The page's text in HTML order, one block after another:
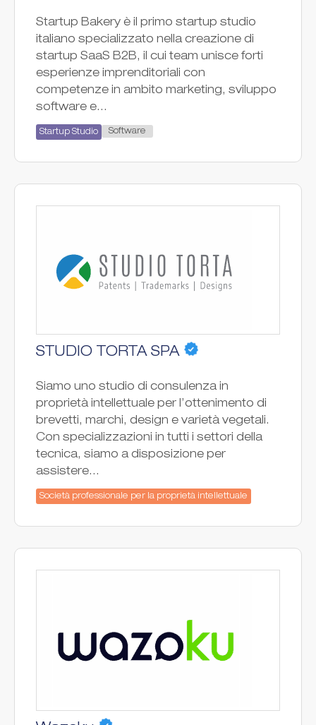
Startup Bakery è il primo startup studio
italiano specializzato nella creazione di
startup SaaS B2B, il cui team unisce forti
esperienze imprenditoriali con
competenze in ambito marketing, sviluppo
software e...
Startup Studio Software
STUDIO TORTA SPA
Siamo uno studio di consulenza in
proprietà intellettuale per l’ottenimento di
brevetti, marchi, design e varietà vegetali.
Con specializzazioni in tutti i settori della
tecnica, siamo a disposizione per
assistere...
Società professionale per la proprietà intellettuale